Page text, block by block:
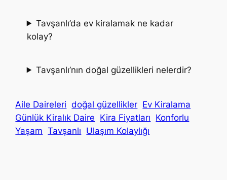
Tavşanlı’da ev kiralamak ne kadar
kolay?
Tavşanlı’nın doğal güzellikleri nelerdir?
Aile Daireleri doğal güzellikler Ev Kiralama
Günlük Kiralık Daire Kira Fiyatları Konforlu
Yaşam Tavşanlı Ulaşım Kolaylığı